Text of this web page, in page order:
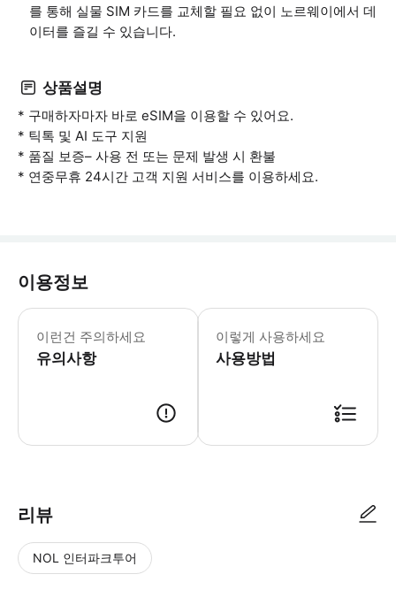
를 통해 실물 SIM 카드를 교체할 필요 없이 노르웨이에서 데
이터를 즐길 수 있습니다.
상품설명
* 구매하자마자 바로 eSIM을 이용할 수 있어요.
* 틱톡 및 AI 도구 지원
* 품질 보증– 사용 전 또는 문제 발생 시 환불
* 연중무휴 24시간 고객 지원 서비스를 이용하세요.
이용정보
이런건 주의하세요
유의사항
- 사용 유의사항 * 연결 문제가 발생
이렇게 사용하세요
사용방법
리뷰
NOL 인터파크투어